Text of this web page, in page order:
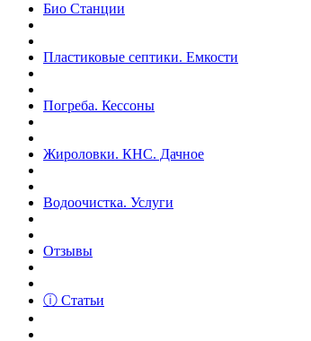
Био Станции
Пластиковые септики. Емкости
Погреба. Кессоны
Жироловки. КНС. Дачное
Водоочистка. Услуги
Отзывы
ⓘ Статьи